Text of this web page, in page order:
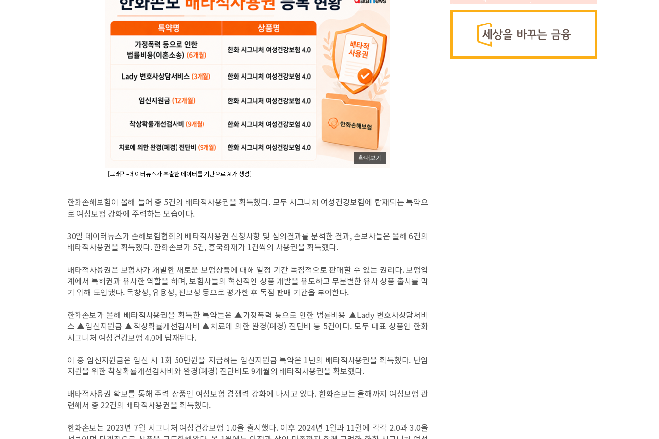
확대보기
[그래픽=데이터뉴스가 추출한 데이터를 기반으로 AI가 생성]
한화손해보험이 올해 들어 총 5건의 배타적사용권을 획득했다. 모두 시그니처 여성건강보험에 탑재되는 특약으
로 여성보험 강화에 주력하는 모습이다.
30일 데이터뉴스가 손해보험협회의 배타적사용권 신청사항 및 심의결과를 분석한 결과, 손보사들은 올해 6건의
배타적사용권을 획득했다. 한화손보가 5건, 흥국화재가 1건씩의 사용권을 획득했다.
배타적사용권은 보험사가 개발한 새로운 보험상품에 대해 일정 기간 독점적으로 판매할 수 있는 권리다. 보험업
계에서 특허권과 유사한 역할을 하며, 보험사들의 혁신적인 상품 개발을 유도하고 무분별한 유사 상품 출시를 막
기 위해 도입됐다. 독창성, 유용성, 진보성 등으로 평가한 후 독점 판매 기간을 부여한다.
한화손보가 올해 배타적사용권을 획득한 특약들은 ▲가정폭력 등으로 인한 법률비용 ▲Lady 변호사상담서비
스 ▲임신지원금 ▲착상확률개선검사비 ▲치료에 의한 완경(폐경) 진단비 등 5건이다. 모두 대표 상품인 한화
시그니처 여성건강보험 4.0에 탑재된다.
이 중 임신지원금은 임신 시 1회 50만원을 지급하는 임신지원금 특약은 1년의 배타적사용권을 획득했다. 난임
지원을 위한 착상확률개선검사비와 완경(폐경) 진단비도 9개월의 배타적사용권을 확보했다.
배타적사용권 확보를 통해 주력 상품인 여성보험 경쟁력 강화에 나서고 있다. 한화손보는 올해까지 여성보험 관
련해서 총 22건의 배타적사용권을 획득했다.
한화손보는 2023년 7월 시그니처 여성건강보험 1.0을 출시했다. 이후 2024년 1월과 11월에 각각 2.0과 3.0을